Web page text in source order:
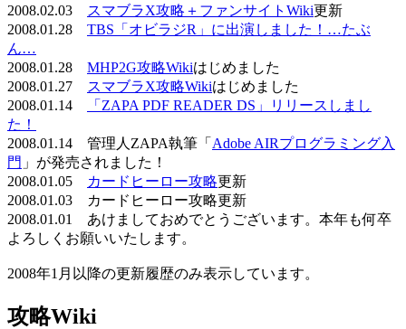
2008.02.03
スマブラX攻略＋ファンサイトWiki更新
2008.01.28 TBS「オビラジR」に出演しました！…たぶ
ん…
2008.01.28 MHP2G攻略Wikiはじめました
2008.01.27
スマブラX攻略Wikiはじめました
2008.01.14
「ZAPA PDF READER DS」リリースしまし
た！
2008.01.14 管理人ZAPA執筆「 Adobe AIRプログラミング入
門 」が発売されました！
2008.01.05
カードヒーロー攻略更新
2008.01.03 カードヒーロー攻略更新
2008.01.01 あけましておめでとうございます。本年も何卒
よろしくお願いいたします。
2008年1月以降の更新履歴のみ表示しています。
攻略Wiki